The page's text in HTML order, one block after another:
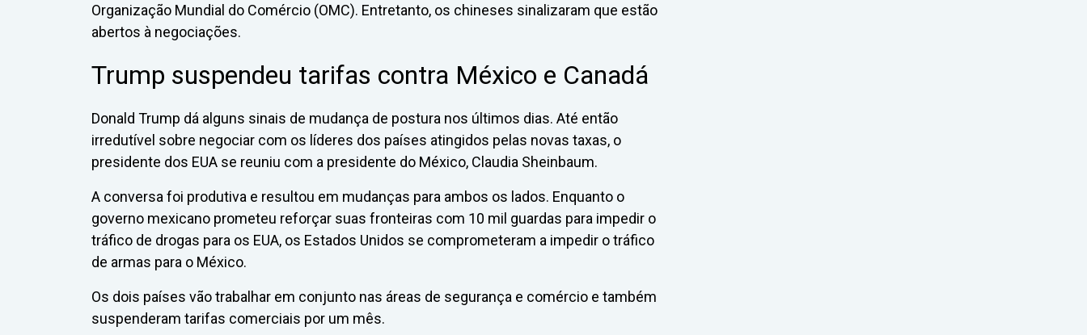
Organização Mundial do Comércio (OMC). Entretanto, os chineses sinalizaram que estão
abertos à negociações.
Trump suspendeu tarifas contra México e Canadá
Donald Trump dá alguns sinais de mudança de postura nos últimos dias. Até então
irredutível sobre negociar com os líderes dos países atingidos pelas novas taxas, o
presidente dos EUA se reuniu com a presidente do México, Claudia Sheinbaum.
A conversa foi produtiva e resultou em mudanças para ambos os lados. Enquanto o
governo mexicano prometeu reforçar suas fronteiras com 10 mil guardas para impedir o
tráfico de drogas para os EUA, os Estados Unidos se comprometeram a impedir o tráfico
de armas para o México.
Os dois países vão trabalhar em conjunto nas áreas de segurança e comércio e também
suspenderam tarifas comerciais por um mês.